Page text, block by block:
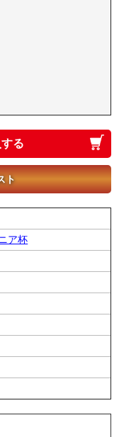
る
ト
ア杯